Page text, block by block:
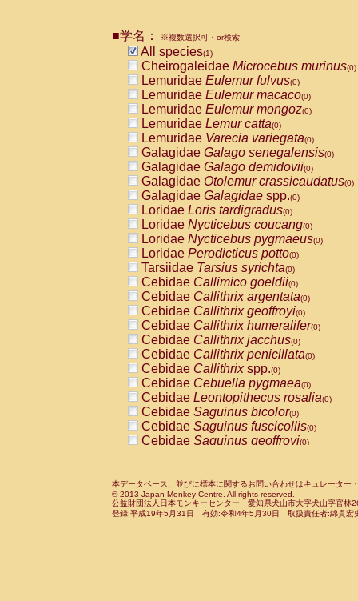
CebidaeCebus nigrivittatus
CebidaeCebus
CebidaeSaimiri boliviensis(0)
CebidaeSaimiri sciureus(0)
AtelidaeAlouatta caraya(0)
AtelidaeAlouatta fusca(0)
AtelidaeAlouatta seniculus
AtelidaeAlouattaspp.(0)
AtelidaeAteles belzebuth(0)
AtelidaeAteles geoffroyi(0)
AtelidaeAteles paniscus(0)
AtelidaeAtelesspp.(0)
Atelidae Lagothrix lagothricha
AtelidaeLagothrix lagothricha cana
PitheciidaeCacajao calvus
PitheciidaeCallicebus cupreus
PitheciidaeCallicebus donacophilus
PitheciidaeCallicebus moloch
PitheciidaeCallicebus torquatus
PitheciidaeCallicebusspp.(0)
PitheciidaeChiropotes satanas(0)
PitheciidaePithecia monachus
PitheciidaePithecia pithecia(0)
CercopithecidaeCercocebus agilis
CercopithecidaeCercocebus
CercopithecidaeCercocebus
CercopithecidaeCercocebus
CercopithecidaeCercocebus
CercopithecidaeCercocebushybrid
CercopithecidaePapio anubis(0)
CercopithecidaePapio cynocephalus
CercopithecidaePapio hamadryas(0)
■学名： ※複数選択可・or検索
All species(1)
Cheirogaleidae Microcebus murinus(0)
Lemuridae Eulemur fulvus(0)
Lemuridae Eulemur macaco(0)
Lemuridae Eulemur mongoz(0)
Lemuridae Lemur catta(0)
Lemuridae Varecia variegata(0)
Galagidae Galago senegalensis(0)
Galagidae Galago demidovii(0)
Galagidae Otolemur crassicaudatus(0)
Galagidae Galagidae spp.(0)
Loridae Loris tardigradus(0)
Loridae Nycticebus coucang(0)
Loridae Nycticebus pygmaeus(0)
Loridae Perodicticus potto(0)
Tarsiidae Tarsius syrichta(0)
Cebidae Callimico goeldii(0)
Cebidae Callithrix argentata(0)
Cebidae Callithrix geoffroyi(0)
Cebidae Callithrix humeralifer(0)
Cebidae Callithrix jacchus(0)
Cebidae Callithrix penicillata(0)
Cebidae Callithrixspp.(0)
Cebidae Cebuella pygmaea(0)
Cebidae Leontopithecus rosalia(0)
Cebidae Saguinus bicolor(0)
Cebidae Saguinus fuscicollis(0)
Cebidae Saguinus geoffroyi(0)
CebidaeSaguinus leucopus(0)
CebidaeSaguinus midas(0)
Cebidae Saguinus mystax(0)
本データベース、並びに標本に関するお問い合わせはキュレータ
© 2013 Japan Monkey Centre. All rights reserved.
公益財団法人日本モンキーセンター 愛知県犬山市大字犬山字官
登録:平成19年5月31日 有効:令和4年5月30日 取扱責任者:綿貫宏